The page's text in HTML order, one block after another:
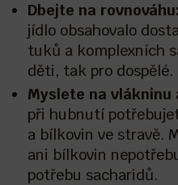
Dbejte na rovnováhu:
jídlo obsahovalo
tuků a komplexních
děti, tak pro dospělé.
Myslete na vlákninu
při hubnutí
a bílkovin ve stravě.
ani bílkovin
potřebu sacharidů.